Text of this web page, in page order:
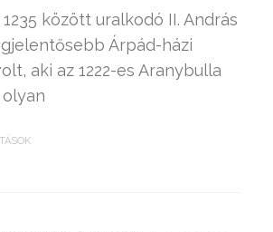
1235 között uralkodó II. András
Árpád-házi
aki az 1222-es Aranybulla
olyan